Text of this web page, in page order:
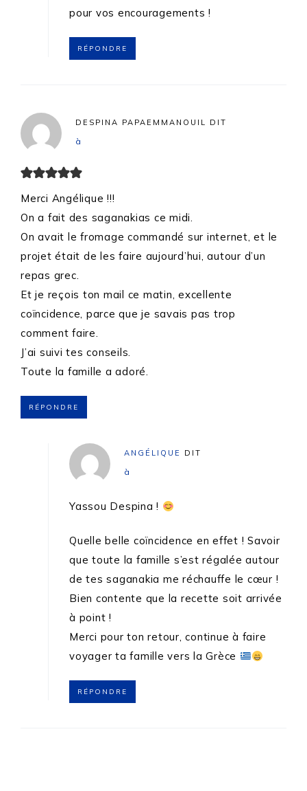
pour vos encouragements !
RÉPONDRE
DESPINA PAPAEMMANOUIL DIT
à
Merci Angélique !!!
On a fait des saganakias ce midi.
On avait le fromage commandé sur internet, et le
projet était de les faire aujourd’hui, autour d’un
repas grec.
Et je reçois ton mail ce matin, excellente
coïncidence, parce que je savais pas trop
comment faire.
J’ai suivi tes conseils.
Toute la famille a adoré.
RÉPONDRE
ANGÉLIQUE DIT
à
Yassou Despina !
Quelle belle coïncidence en effet ! Savoir
que toute la famille s’est régalée autour
de tes saganakia me réchauffe le cœur !
Bien contente que la recette soit arrivée
à point !
Merci pour ton retour, continue à faire
voyager ta famille vers la Grèce
RÉPONDRE